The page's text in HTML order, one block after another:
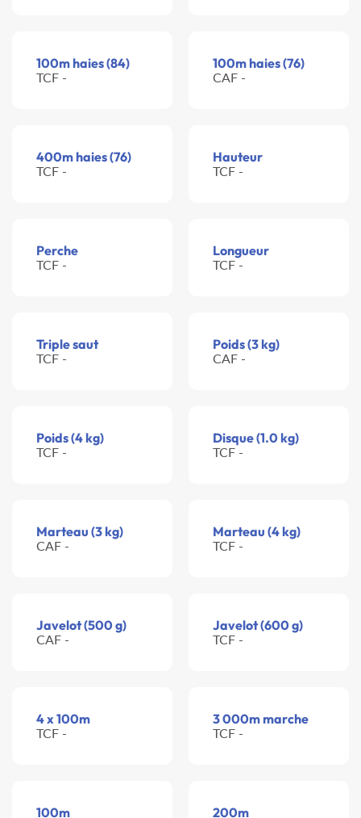
100m haies (84)
TCF -
100m haies (76)
CAF -
400m haies (76)
TCF -
Hauteur
TCF -
Perche
TCF -
Longueur
TCF -
Triple saut
TCF -
Poids (3 kg)
CAF -
Poids (4 kg)
TCF -
Disque (1.0 kg)
TCF -
Marteau (3 kg)
CAF -
Marteau (4 kg)
TCF -
Javelot (500 g)
CAF -
Javelot (600 g)
TCF -
4 x 100m
TCF -
3 000m marche
TCF -
100m 200m